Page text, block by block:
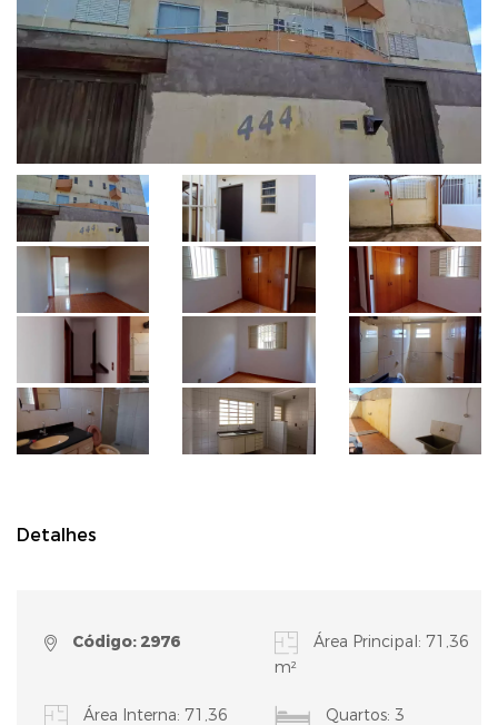
Detalhes
Código: 2976
Área Principal: 71,36
m²
Área Interna: 71,36
Quartos: 3